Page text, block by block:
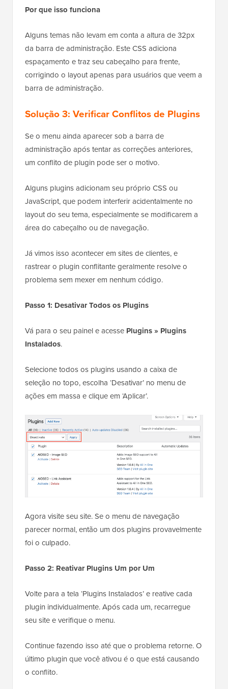
Por que isso funciona
Alguns temas não levam em conta a altura de 32px
da barra de administração. Este CSS adiciona
espaçamento e traz seu cabeçalho para frente,
corrigindo o layout apenas para usuários que veem a
barra de administração.
Solução 3: Verificar Conflitos de Plugins
Se o menu ainda aparecer sob a barra de
administração após tentar as correções anteriores,
um conflito de plugin pode ser o motivo.
Alguns plugins adicionam seu próprio CSS ou
JavaScript, que podem interferir acidentalmente no
layout do seu tema, especialmente se modificarem a
área do cabeçalho ou de navegação.
Já vimos isso acontecer em sites de clientes, e
rastrear o plugin conflitante geralmente resolve o
problema sem mexer em nenhum código.
Passo 1: Desativar Todos os Plugins
Vá para o seu painel e acesse Plugins » Plugins
Instalados.
Selecione todos os plugins usando a caixa de
seleção no topo, escolha ‘Desativar’ no menu de
ações em massa e clique em ‘Aplicar’.
Agora visite seu site. Se o menu de navegação
parecer normal, então um dos plugins provavelmente
foi o culpado.
Passo 2: Reativar Plugins Um por Um
Volte para a tela ‘Plugins Instalados’ e reative cada
plugin individualmente. Após cada um, recarregue
seu site e verifique o menu.
Continue fazendo isso até que o problema retorne. O
último plugin que você ativou é o que está causando
o conflito.